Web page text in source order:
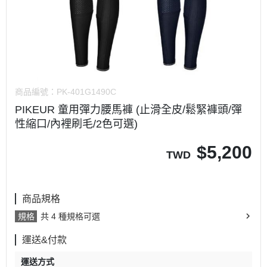
商品編號： PK-401G1490C
PIKEUR 童用彈力腰馬褲 (止滑全皮/鬆緊褲頭/彈
性縮口/內裡刷毛/2色可選)
TWD $5,200
商品規格
規格 共 4 種規格可選
運送&付款
運送方式